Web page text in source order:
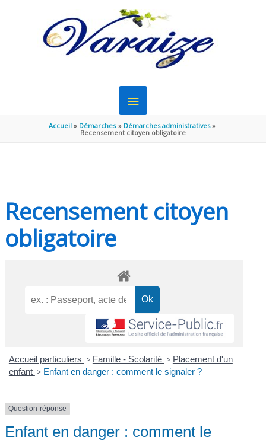
MENU
PRINCIPAL
Accueil Démarches
Démarches administratives
Recensement citoyen obligatoire
Recensement citoyen
obligatoire
Accueil particuliers > Famille - Scolarité > Placement d'un
enfant > Enfant en danger : comment le signaler ?
Question-réponse
Enfant en danger : comment le